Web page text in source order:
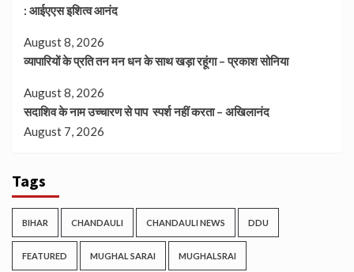
: आईएएस इशित्व आनंद
August 8, 2026
व्यापारियों के प्रति तन मन धन के साथ खड़ा रहूंगा – प्रकाश सोनिया
August 8, 2026
सदाशिव के नाम उच्चारण से पाप स्पर्श नहीं करता – अखिलानंद
August 7, 2026
Tags
BIHAR CHANDAULI CHANDAULI NEWS DDU
FEATURED MUGHAL SARAI MUGHALSRAI